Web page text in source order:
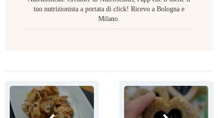
tuo nutrizionista a portata di click! Ricevo a Bologna e
Milano.